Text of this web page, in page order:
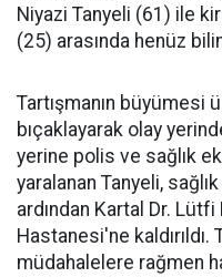
Niyazi Tanyeli (61) ile
(25) arasında henüz
Tartışmanın büyümesi
bıçaklayarak olay
yerine polis ve sağlık
yaralanan Tanyeli,
ardından Kartal Dr.
Hastanesi'ne
müdahalelere rağmen